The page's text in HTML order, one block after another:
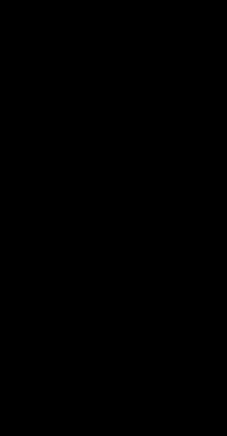
5 Zutaten in 15
zähl ich nicht mit,
Garnelen mit Spinat
Spinat, Knoblauch,
und eine Bio